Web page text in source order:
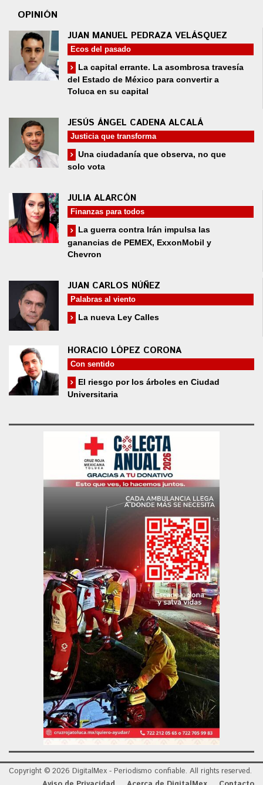
OPINIÓN
JUAN MANUEL PEDRAZA VELÁSQUEZ
Ecos del pasado
La capital errante. La asombrosa travesía
del Estado de México para convertir a
Toluca en su capital
JESÚS ÁNGEL CADENA ALCALÁ
Justicia que transforma
Una ciudadanía que observa, no que
solo vota
JULIA ALARCÓN
Finanzas para todos
La guerra contra Irán impulsa las
ganancias de PEMEX, ExxonMobil y
Chevron
JUAN CARLOS NÚÑEZ
Palabras al viento
La nueva Ley Calles
HORACIO LÓPEZ CORONA
Con sentido
El riesgo por los árboles en Ciudad
Universitaria
Copyright © 2026 DigitalMex - Periodismo confiable. All rights reserved.